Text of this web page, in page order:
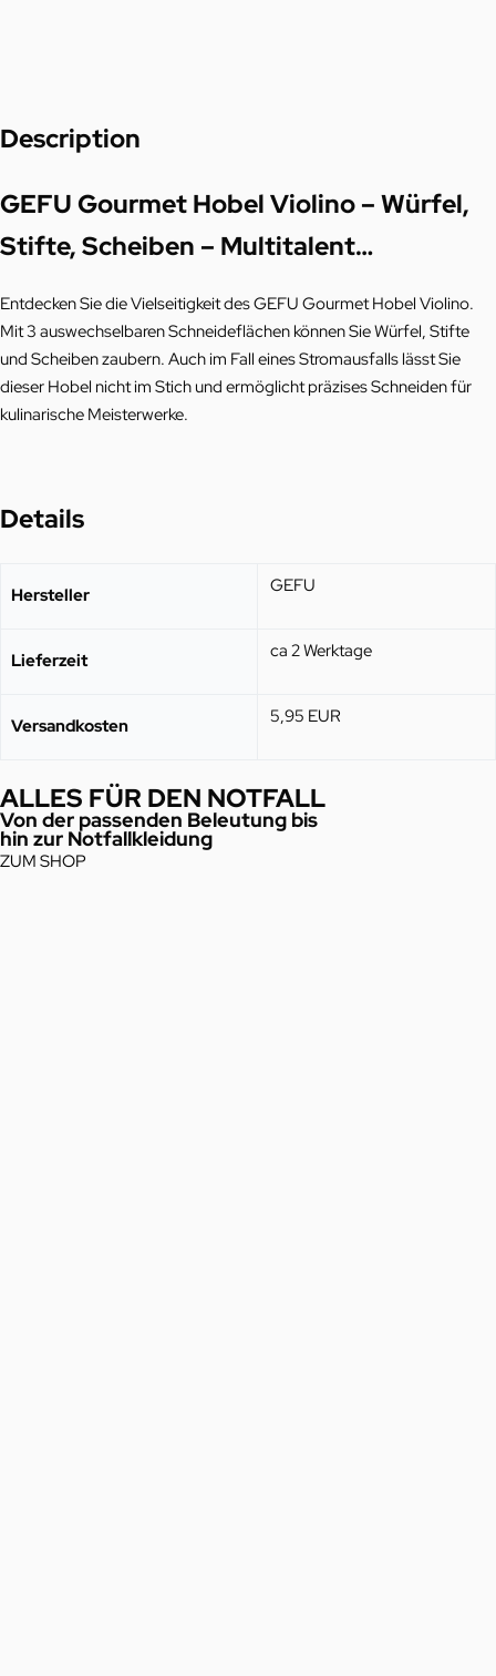
Description
GEFU Gourmet Hobel Violino – Würfel,
Stifte, Scheiben – Multitalent…
Entdecken Sie die Vielseitigkeit des GEFU Gourmet Hobel Violino.
Mit 3 auswechselbaren Schneideflächen können Sie Würfel, Stifte
und Scheiben zaubern. Auch im Fall eines Stromausfalls lässt Sie
dieser Hobel nicht im Stich und ermöglicht präzises Schneiden für
kulinarische Meisterwerke.
Details
Hersteller GEFU
Lieferzeit ca 2 Werktage
Versandkosten 5,95 EUR
ALLES FÜR DEN NOTFALL
Von der passenden Beleutung bis
hin zur Notfallkleidung
ZUM SHOP